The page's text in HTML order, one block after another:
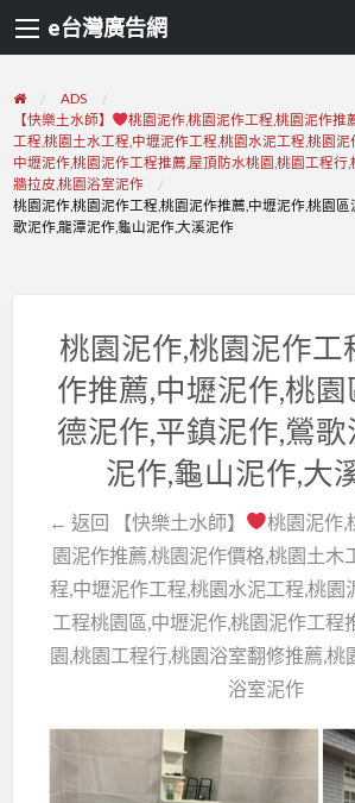
e台灣廣告網
ADS
【快樂土水師】
桃園泥作,桃園泥作工程,桃園泥作推
工程,桃園土水工程,中壢泥作工程,桃園水泥工程,桃園泥
中壢泥作,桃園泥作工程推薦,屋頂防水桃園,桃園工程行
牆拉皮,桃園浴室泥作
桃園泥作,桃園泥作工程,桃園泥作推薦,中壢泥作,桃園區
歌泥作,龍潭泥作,龜山泥作,大溪泥作
桃園泥作,桃園泥作工
作推薦,中壢泥作,桃園
德泥作,平鎮泥作,鶯
泥作,龜山泥作,大
← 返回 【快樂土水師】
桃園泥作,
園泥作推薦,桃園泥作價格,桃園土木
程,中壢泥作工程,桃園水泥工程,桃園
工程桃園區,中壢泥作,桃園泥作工程
園,桃園工程行,桃園浴室翻修推薦,桃
浴室泥作